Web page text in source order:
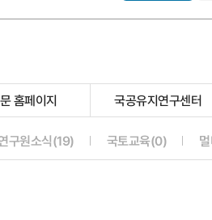
홈페이지
선
택
안
국공유지연구센터
선
택
안
됨
구원소식(19)선택안됨국토교육(0)선택안됨